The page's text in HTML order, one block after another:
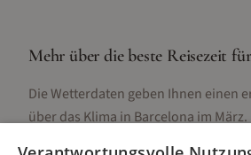
Mehr über die beste Reisezeit für
Die Wetterdaten geben Ihnen einen
über das Klima in Barcelona im März